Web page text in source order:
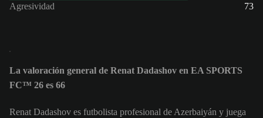
Agresividad
73
La valoración general de Renat Dadashov en EA SPORTS
FC™ 26 es 66
Renat Dadashov es futbolista profesional de Azerbaiyán y juega